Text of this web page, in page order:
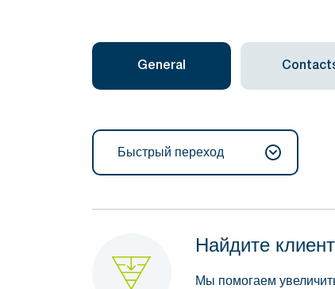
General
Быстрый переход
Найдите
Мы помогаем